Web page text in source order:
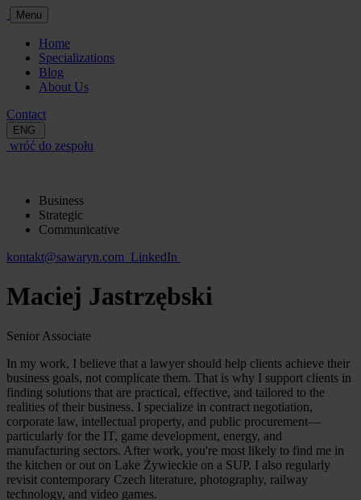
Menu
Home
Specializations
Blog
About Us
Contact
ENG
wróć do zespołu
Business
Strategic
Communicative
kontakt@sawaryn.com LinkedIn
Maciej Jastrzębski
Senior Associate
In my work, I believe that a lawyer should help clients achieve their
business goals, not complicate them. That is why I support clients in
finding solutions that are practical, effective, and tailored to the
realities of their business. I specialize in contract negotiation,
corporate law, intellectual property, and public procurement—
particularly for the IT, game development, energy, and
manufacturing sectors. After work, you're most likely to find me in
the kitchen or out on Lake Żywieckie on a SUP. I also regularly
revisit contemporary Czech literature, photography, railway
technology, and video games.